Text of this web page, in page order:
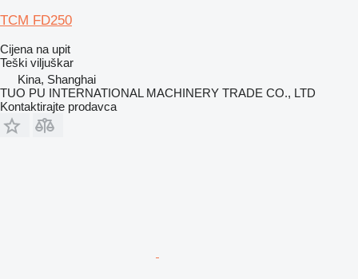
TCM FD250
Cijena na upit
Teški viljuškar
Kina, Shanghai
TUO PU INTERNATIONAL MACHINERY TRADE CO., LTD
Kontaktirajte prodavca